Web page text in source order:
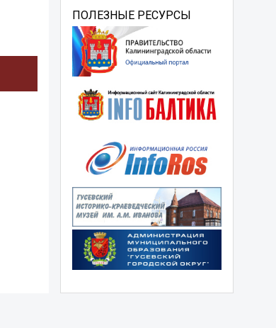
ПОЛЕЗНЫЕ РЕСУРСЫ